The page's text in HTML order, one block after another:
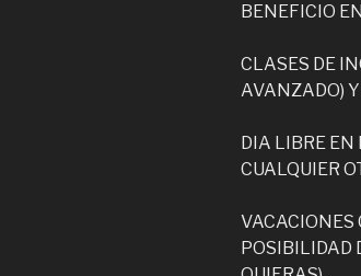
BENEFICIO
CLASES DE
AVANZADO)
DIA LIBRE EN
CUALQUIER
POSIBILIDAD